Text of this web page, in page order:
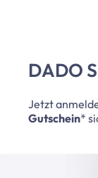
DADO
Jetzt
Gutschein*